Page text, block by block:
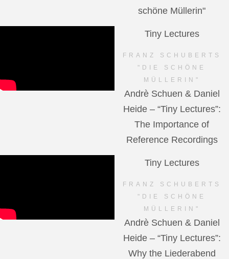
schöne Müllerin"
Tiny Lectures
FRANZ SCHUBERTS
"DIE SCHÖNE
MÜLLERIN"
Andrè Schuen & Daniel
Heide – “Tiny Lectures”:
The Importance of
Reference Recordings
Tiny Lectures
FRANZ SCHUBERTS
"DIE SCHÖNE
MÜLLERIN"
Andrè Schuen & Daniel
Heide – “Tiny Lectures”:
Why the Liederabend